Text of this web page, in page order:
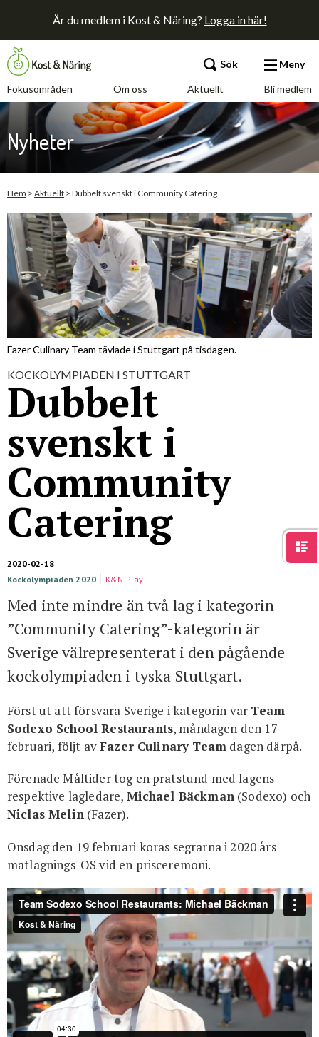
Är du medlem i Kost & Näring? Logga in här!
Fokusområden Om oss Aktuellt Bli medlem
Sök Meny
Fokusområden
Om oss
Aktuellt
Bli medlem
Kontakt Annonsera Press
För studenter English
Nyheter
Hem > Aktuellt > Dubbelt svenskt i Community Catering
Fazer Culinary Team tävlade i Stuttgart på tisdagen.
KOCKOLYMPIADEN I STUTTGART
Dubbelt
svenskt i
Community
Catering
2020-02-18
Kockolympiaden 2020
K&N Play
Med inte mindre än två lag i kategorin
”Community Catering”-kategorin är
Sverige välrepresenterat i den pågående
kockolympiaden i tyska Stuttgart.
Först ut att försvara Sverige i kategorin var Team
Sodexo School Restaurants, måndagen den 17
februari, följt avFazer Culinary Team dagen därpå.
Förenade Måltider tog en pratstund med lagens
respektive lagledare, Michael Bäckman(Sodexo) och
Niclas Melin(Fazer).
Onsdag den 19 februari koras segrarna i 2020 års
matlagnings-OS vid en prisceremoni.